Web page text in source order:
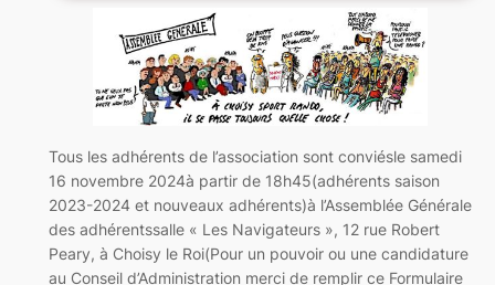
Tous les adhérents de l’association sont conviésle samedi
16 novembre 2024à partir de 18h45(adhérents saison
2023-2024 et nouveaux adhérents)à l’Assemblée Générale
des adhérentssalle « Les Navigateurs », 12 rue Robert
Peary, à Choisy le Roi(Pour un pouvoir ou une candidature
au Conseil d’Administration merci de remplir ce Formulaire